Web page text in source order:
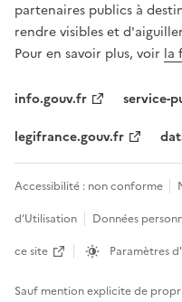
partenaires publics à
rendre visibles et
Pour en savoir plus, voir la
info.gouv.fr
service-
legifrance.gouv.fr
Accessibilité : non conforme
d’Utilisation
Données
ce site
Paramètres
Sauf mention explicite de